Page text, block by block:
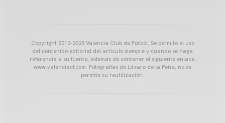
Copyright 2013-2025 Valencia Club de Fútbol. Se permite el uso
del contenido editorial del artículo siempre y cuando se haga
referencia a su fuente, además de contener el siguiente enlace:
www.valenciacf.com. Fotografías de Lázaro de la Peña, no se
permite su reutilización.